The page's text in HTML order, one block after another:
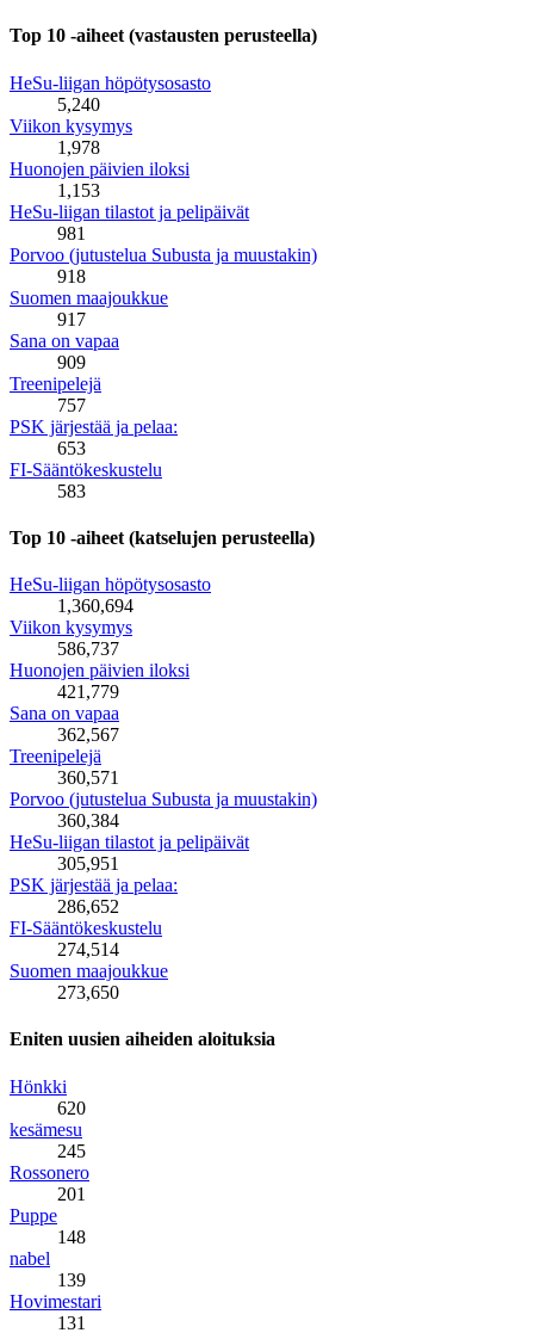
Top 10 -aiheet (vastausten perusteella)
HeSu-liigan höpötysosasto
5,240
Viikon kysymys
1,978
Huonojen päivien iloksi
1,153
HeSu-liigan tilastot ja pelipäivät
981
Porvoo (jutustelua Subusta ja muustakin)
918
Suomen maajoukkue
917
Sana on vapaa
909
Treenipelejä
757
PSK järjestää ja pelaa:
653
FI-Sääntökeskustelu
583
Top 10 -aiheet (katselujen perusteella)
HeSu-liigan höpötysosasto
1,360,694
Viikon kysymys
586,737
Huonojen päivien iloksi
421,779
Sana on vapaa
362,567
Treenipelejä
360,571
Porvoo (jutustelua Subusta ja muustakin)
360,384
HeSu-liigan tilastot ja pelipäivät
305,951
PSK järjestää ja pelaa:
286,652
FI-Sääntökeskustelu
274,514
Suomen maajoukkue
273,650
Eniten uusien aiheiden aloituksia
Hönkki
620
kesämesu
245
Rossonero
201
Puppe
148
nabel
139
Hovimestari
131